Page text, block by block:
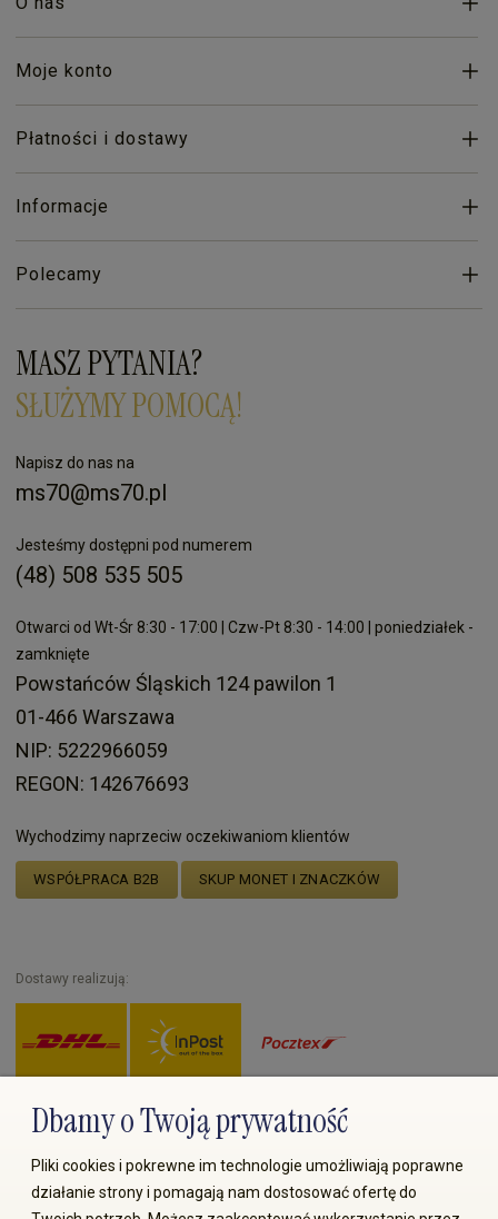
Moje konto
Płatności i dostawy
Informacje
Polecamy
MASZ PYTANIA?
SŁUŻYMY POMOCĄ!
Napisz do nas na
ms70@ms70.pl
Jesteśmy dostępni pod numerem
(48) 508 535 505
Otwarci od Wt-Śr 8:30 - 17:00 | Czw-Pt 8:30 - 14:00 | poniedziałek -
zamknięte
Powstańców Śląskich 124 pawilon 1
01-466 Warszawa
NIP: 5222966059
REGON: 142676693
Wychodzimy naprzeciw oczekiwaniom klientów
WSPÓŁPRACA B2B SKUP MONET I ZNACZKÓW
Dostawy realizują:
Zapłać przez:
Dbamy o Twoją prywatność
Pliki cookies i pokrewne im technologie umożliwiają poprawne
działanie strony i pomagają nam dostosować ofertę do